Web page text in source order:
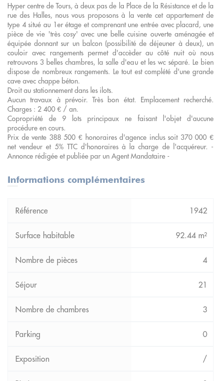
Hyper centre de Tours, à deux pas de la Place de la Résistance et de la
rue des Halles, nous vous proposons à la vente cet appartement de
type 4 situé au 1er étage et comprenant une entrée avec placard, une
pièce de vie 'très cosy' avec une belle cuisine ouverte aménagée et
équipée donnant sur un balcon (possibilité de déjeuner à deux), un
couloir avec rangements permet d'accèder au côté nuit où nous
retrouvons 3 belles chambres, la salle d'eau et les wc séparé. Le bien
dispose de nombreux rangements. Le tout est complété d'une grande
cave avec chappe béton.
Droit au stationnement dans les ilots.
Aucun travaux à prévoir. Très bon état. Emplacement recherché.
Charges : 2 400 € / an.
Copropriété de 9 lots principaux ne faisant l'objet d'aucune
procédure en cours.
Prix de vente 388 500 € honoraires d'agence inclus soit 370 000 €
net vendeur et 5% TTC d'honoraires à la charge de l'acquéreur. -
Annonce rédigée et publiée par un Agent Mandataire -
Informations complémentaires
1942
92.44 m²
4
21
3
0
/